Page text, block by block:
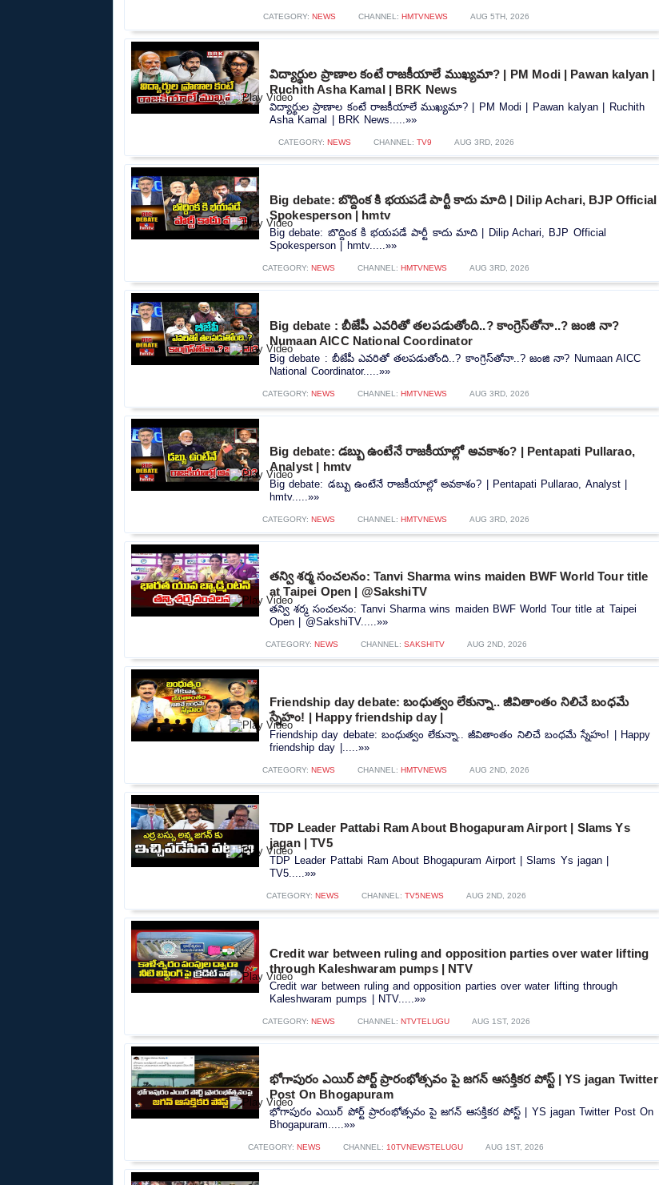
CATEGORY: NEWS CHANNEL: HMTVNEWS AUG 5TH, 2026
విద్యార్థుల ప్రాణాల కంటే రాజకీయాలే ముఖ్యమా? | PM Modi | Pawan kalyan |
Ruchith Asha Kamal | BRK News
విద్యార్థుల ప్రాణాల కంటే రాజకీయాలే ముఖ్యమా? | PM Modi | Pawan kalyan | Ruchith
Asha Kamal | BRK News.....»»
CATEGORY: NEWS CHANNEL: TV9 AUG 3RD, 2026
Big debate: బొద్దింక కి భయపడే పార్టీ కాదు మాది | Dilip Achari, BJP Official
Spokesperson | hmtv
Big debate: బొద్దింక కి భయపడే పార్టీ కాదు మాది | Dilip Achari, BJP Official
Spokesperson | hmtv.....»»
CATEGORY: NEWS CHANNEL: HMTVNEWS AUG 3RD, 2026
Big debate : బీజేపీ ఎవరితో తలపడుతోంది..? కాంగ్రెస్‌తోనా..? జంజి నా?
Numaan AICC National Coordinator
Big debate : బీజేపీ ఎవరితో తలపడుతోంది..? కాంగ్రెస్‌తోనా..? జంజి నా? Numaan AICC
National Coordinator.....»»
CATEGORY: NEWS CHANNEL: HMTVNEWS AUG 3RD, 2026
Big debate: డబ్బు ఉంటేనే రాజకీయాల్లో అవకాశం? | Pentapati Pullarao,
Analyst | hmtv
Big debate: డబ్బు ఉంటేనే రాజకీయాల్లో అవకాశం? | Pentapati Pullarao, Analyst |
hmtv.....»»
CATEGORY: NEWS CHANNEL: HMTVNEWS AUG 3RD, 2026
తన్వి శర్మ సంచలనం: Tanvi Sharma wins maiden BWF World Tour title
at Taipei Open | @SakshiTV
తన్వి శర్మ సంచలనం: Tanvi Sharma wins maiden BWF World Tour title at Taipei
Open | @SakshiTV.....»»
CATEGORY: NEWS CHANNEL: SAKSHITV AUG 2ND, 2026
Friendship day debate: బంధుత్వం లేకున్నా.. జీవితాంతం నిలిచే బంధమే
స్నేహం! | Happy friendship day |
Friendship day debate: బంధుత్వం లేకున్నా.. జీవితాంతం నిలిచే బంధమే స్నేహం! | Happy
friendship day |.....»»
CATEGORY: NEWS CHANNEL: HMTVNEWS AUG 2ND, 2026
TDP Leader Pattabi Ram About Bhogapuram Airport | Slams Ys
jagan | TV5
TDP Leader Pattabi Ram About Bhogapuram Airport | Slams Ys jagan |
TV5.....»»
CATEGORY: NEWS CHANNEL: TV5NEWS AUG 2ND, 2026
Credit war between ruling and opposition parties over water lifting
through Kaleshwaram pumps | NTV
Credit war between ruling and opposition parties over water lifting through
Kaleshwaram pumps | NTV.....»»
CATEGORY: NEWS CHANNEL: NTVTELUGU AUG 1ST, 2026
భోగాపురం ఎయిర్ పోర్ట్ ప్రారంభోత్సవం పై జగన్ ఆసక్తికర పోస్ట్ | YS jagan Twitter
Post On Bhogapuram
భోగాపురం ఎయిర్ పోర్ట్ ప్రారంభోత్సవం పై జగన్ ఆసక్తికర పోస్ట్ | YS jagan Twitter Post On
Bhogapuram.....»»
CATEGORY: NEWS CHANNEL: 10TVNEWSTELUGU AUG 1ST, 2026